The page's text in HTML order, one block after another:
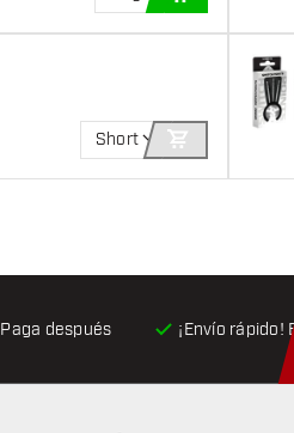
AÑADIR A
Short
AÑADIR A LA
Paga después ¡Envío rápido!